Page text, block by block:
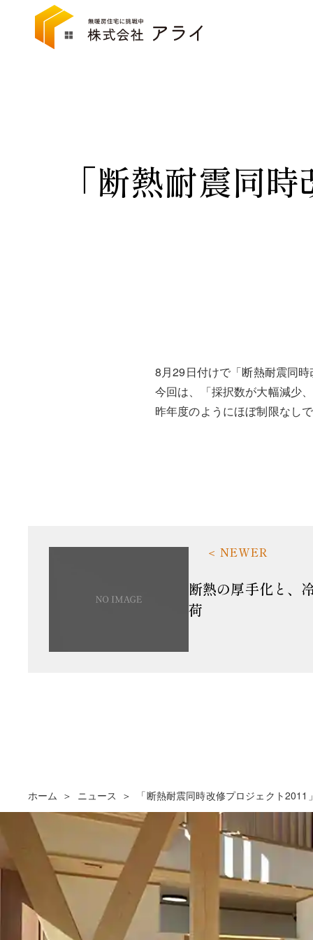
「断熱耐震同
8月29日付けで「断熱耐震同
今回は、「採択数が大幅減少
昨年度のようにほぼ制限なし
断熱の厚手化と、
荷
ホーム ニュース 「断熱耐震同時改修プロジェクト2011